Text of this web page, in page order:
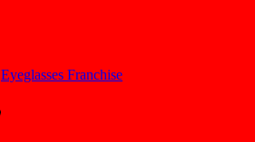
Eyeglasses Franchise